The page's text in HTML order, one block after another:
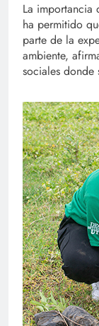
La importancia
ha permitido
parte de la
ambiente,
sociales donde